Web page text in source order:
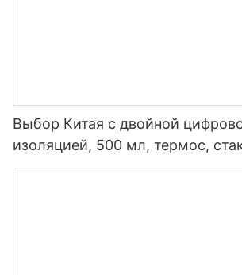
Выбор Китая с двойной
изоляцией, 500 мл, термос,
нержавеющей стали, умная